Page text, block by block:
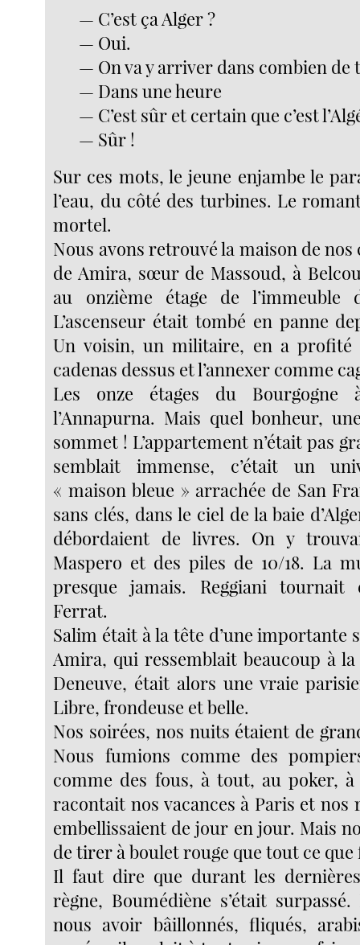
— C’est ça Alger ?
— Oui.
— On va y arriver dans combien de
— Dans une heure
— C’est sûr et certain que c’est
— Sûr !
Sur ces mots, le jeune enjambe le
l’eau, du côté des turbines. Le
mortel.
Nous avons retrouvé la maison de
de Amira, sœur de Massoud, à
au onzième étage de l’immeuble
L’ascenseur était tombé en panne
Un voisin, un militaire, en a
cadenas dessus et l’annexer comme
Les onze étages du Bourgogne
l’Annapurna. Mais quel bonheur,
sommet ! L’appartement n’était pas
semblait immense, c’était un
« maison bleue » arrachée de San
sans clés, dans le ciel de la baie
débordaient de livres. On y
Maspero et des piles de 10/18. La
presque jamais. Reggiani tournait
Ferrat.
Salim était à la tête d’une importante
Amira, qui ressemblait beaucoup à
Deneuve, était alors une vraie
Libre, frondeuse et belle.
Nos soirées, nos nuits étaient de
Nous fumions comme des
comme des fous, à tout, au poker,
racontait nos vacances à Paris et nos
embellissaient de jour en jour. Mais
de tirer à boulet rouge que tout ce
Il faut dire que durant les
règne, Boumédiène s’était
nous avoir bâillonnés, fliqués,